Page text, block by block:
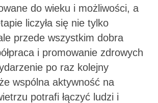
do wieku i możliwości, a
liczyła się nie tylko
przede wszystkim dobra
i promowanie zdrowych
po raz kolejny
wspólna aktywność na
potrafi łączyć ludzi i